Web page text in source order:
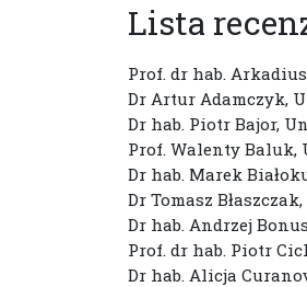
Lista
Prof. dr hab.
Dr Artur Adamczyk,
Dr hab. Piotr Bajor,
Prof. Walenty Baluk,
Dr hab. Marek
Dr Tomasz
Dr hab. Andrzej
Prof. dr hab. Piotr
Dr hab. Alicja